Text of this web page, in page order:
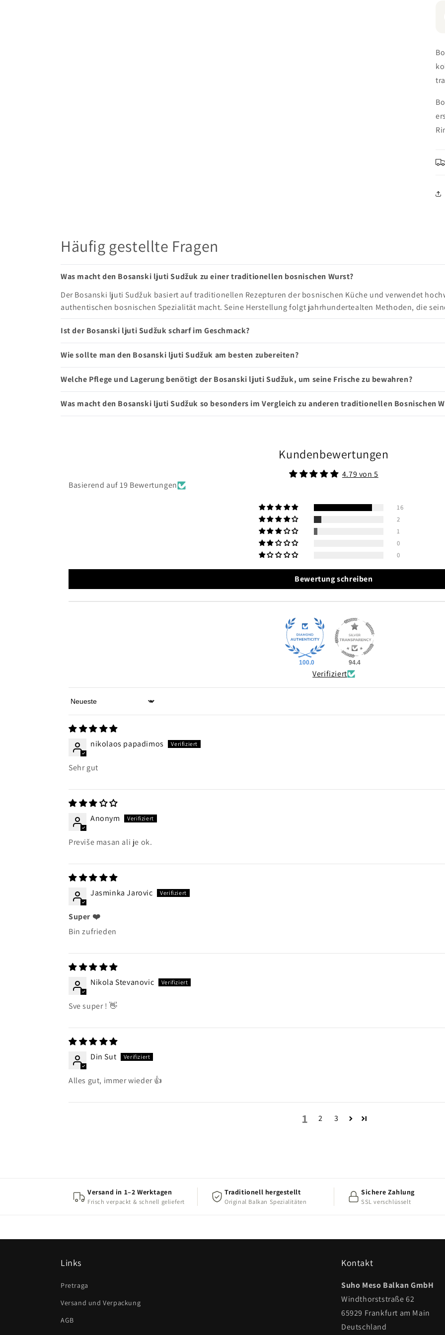
Häufig gestellte Fragen
Was macht den Bosanski ljuti Sudžuk zu einer traditionellen bosnischen Wurst?
Der Bosanski ljuti Sudžuk basiert auf traditionellen Rezepturen der bosnischen Küche und verwendet
authentischen bosnischen Spezialität macht. Seine Herstellung folgt jahrhundertealten Methoden, die
Ist der Bosanski ljuti Sudžuk scharf im Geschmack?
Wie sollte man den Bosanski ljuti Sudžuk am besten zubereiten?
Welche Pflege und Lagerung benötigt der Bosanski ljuti Sudžuk, um seine Frische zu bewahren?
Was macht den Bosanski ljuti Sudžuk so besonders im Vergleich zu anderen traditionellen Bosnischen
Kundenbewertungen
4.79 von 5
Basierend auf 19 Bewertungen
16
2
1
0
0
Bewertung schreiben
100.0 94.4
Verifiziert
Sort by
nikolaos papadimos
Sehr gut
Anonym
Previše masan ali je ok.
Jasminka Jarovic
Super ❤️
Bin zufrieden
Nikola Stevanovic
Sve super ! 👋
Din Sut
Alles gut, immer wieder 👍
1 2 3
Versand in 1–2 Werktagen
Frisch verpackt & schnell geliefert
Traditionell hergestellt
Original Balkan Spezialitäten
Sichere Zahlung
SSL verschlüsselt
Links
Pretraga
Versand und Verpackung
AGB
Kontakt
Suho Meso Balkan GmbH
Windthorststraße 62
65929 Frankfurt am Main
Deutschland